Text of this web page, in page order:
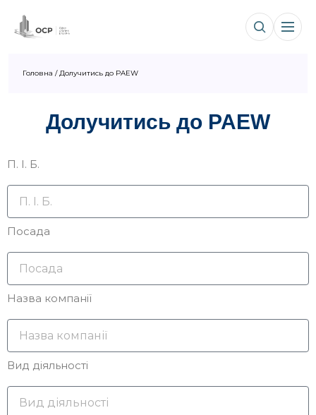
Головна /Долучитись до PAEW
Долучитись до PAEW
П. І. Б.
Посада
Назва компанії
Вид діяльності